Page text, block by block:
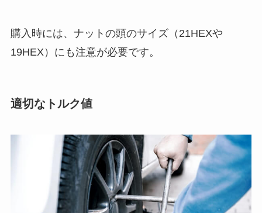
購入時には、ナットの頭のサイズ（21HEXや
19HEX）にも注意が必要です。
適切なトルク値